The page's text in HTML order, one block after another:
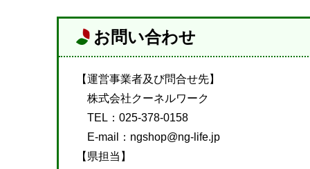
お問い合わせ
【運営事業者及び問合せ先】
株式会社クーネルワーク
TEL：025-378-0158
E-mail：ngshop@ng-life.jp
【県担当】